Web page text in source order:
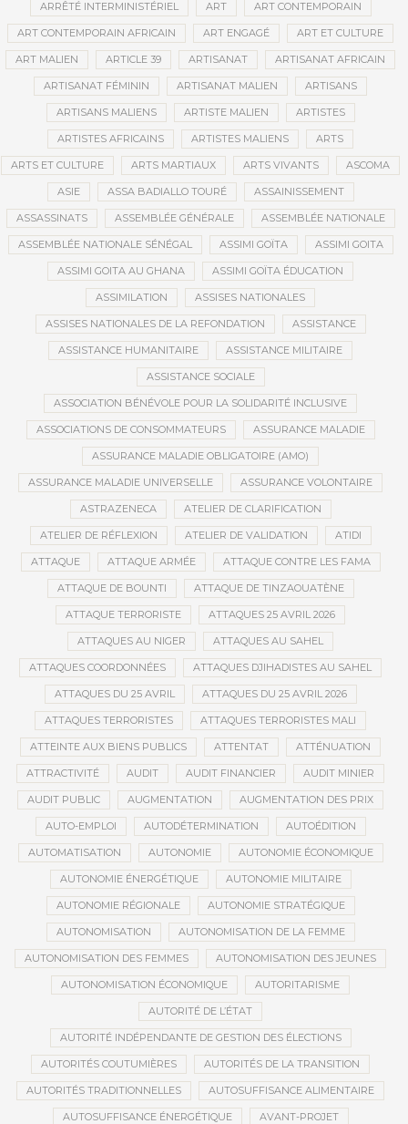
ARRÊTÉ INTERMINISTÉRIEL ART ART CONTEMPORAIN
ART CONTEMPORAIN AFRICAIN ART ENGAGÉ ART ET CULTURE
ART MALIEN ARTICLE 39 ARTISANAT ARTISANAT AFRICAIN
ARTISANAT FÉMININ ARTISANAT MALIEN ARTISANS
ARTISANS MALIENS ARTISTE MALIEN ARTISTES
ARTISTES AFRICAINS ARTISTES MALIENS ARTS
ARTS ET CULTURE ARTS MARTIAUX ARTS VIVANTS ASCOMA
ASIE ASSA BADIALLO TOURÉ ASSAINISSEMENT
ASSASSINATS ASSEMBLÉE GÉNÉRALE ASSEMBLÉE NATIONALE
ASSEMBLÉE NATIONALE SÉNÉGAL ASSIMI GOÏTA ASSIMI GOITA
ASSIMI GOITA AU GHANA ASSIMI GOÏTA ÉDUCATION
ASSIMILATION ASSISES NATIONALES
ASSISES NATIONALES DE LA REFONDATION ASSISTANCE
ASSISTANCE HUMANITAIRE ASSISTANCE MILITAIRE
ASSISTANCE SOCIALE
ASSOCIATION BÉNÉVOLE POUR LA SOLIDARITÉ INCLUSIVE
ASSOCIATIONS DE CONSOMMATEURS ASSURANCE MALADIE
ASSURANCE MALADIE OBLIGATOIRE (AMO)
ASSURANCE MALADIE UNIVERSELLE ASSURANCE VOLONTAIRE
ASTRAZENECA ATELIER DE CLARIFICATION
ATELIER DE RÉFLEXION ATELIER DE VALIDATION ATIDI
ATTAQUE ATTAQUE ARMÉE ATTAQUE CONTRE LES FAMA
ATTAQUE DE BOUNTI ATTAQUE DE TINZAOUATÈNE
ATTAQUE TERRORISTE ATTAQUES 25 AVRIL 2026
ATTAQUES AU NIGER ATTAQUES AU SAHEL
ATTAQUES COORDONNÉES ATTAQUES DJIHADISTES AU SAHEL
ATTAQUES DU 25 AVRIL ATTAQUES DU 25 AVRIL 2026
ATTAQUES TERRORISTES ATTAQUES TERRORISTES MALI
ATTEINTE AUX BIENS PUBLICS ATTENTAT ATTÉNUATION
ATTRACTIVITÉ AUDIT AUDIT FINANCIER AUDIT MINIER
AUDIT PUBLIC AUGMENTATION AUGMENTATION DES PRIX
AUTO-EMPLOI AUTODÉTERMINATION AUTOÉDITION
AUTOMATISATION AUTONOMIE AUTONOMIE ÉCONOMIQUE
AUTONOMIE ÉNERGÉTIQUE AUTONOMIE MILITAIRE
AUTONOMIE RÉGIONALE AUTONOMIE STRATÉGIQUE
AUTONOMISATION AUTONOMISATION DE LA FEMME
AUTONOMISATION DES FEMMES AUTONOMISATION DES JEUNES
AUTONOMISATION ÉCONOMIQUE AUTORITARISME
AUTORITÉ DE L’ÉTAT
AUTORITÉ INDÉPENDANTE DE GESTION DES ÉLECTIONS
AUTORITÉS COUTUMIÈRES AUTORITÉS DE LA TRANSITION
AUTORITÉS TRADITIONNELLES AUTOSUFFISANCE ALIMENTAIRE
AUTOSUFFISANCE ÉNERGÉTIQUE AVANT-PROJET